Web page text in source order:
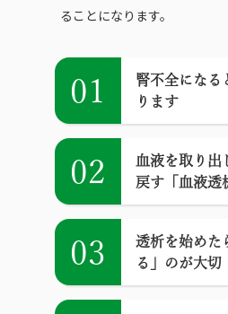
ることになります。
01
腎不全になる
ります
02
血液を取り出
戻す「血液透
03
透析を始めた
る」のが大切